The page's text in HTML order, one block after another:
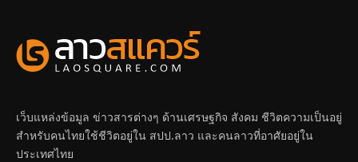
เว็บแหล่งข้อมูล ข่าวสารต่างๆ ด้านเศรษฐกิจ สังคม ชีวิตความเป็นอยู่
สำหรับคนไทยใช้ชีวิตอยู่ใน สปป.ลาว และคนลาวที่อาศัยอยู่ใน
ประเทศไทย